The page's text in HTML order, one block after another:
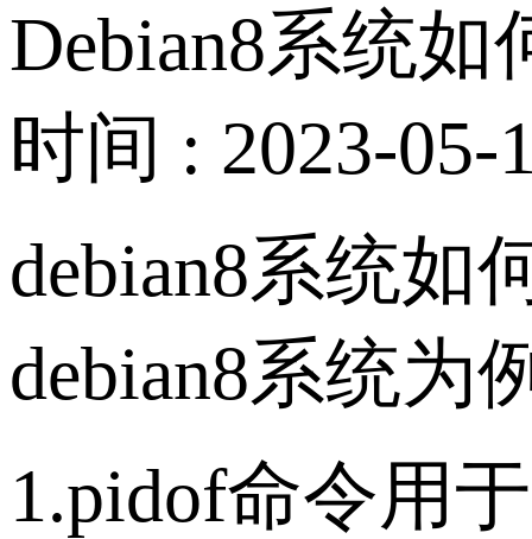
Debian8系统
时间 : 2023-05-
debian8系统如
debian8系统为
1.pidof命令用